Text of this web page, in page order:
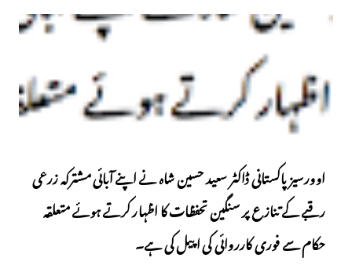
اوورسیز پاکستانی ڈاکٹر سعید حسین شاہ نے اپنے آبائی مشترکہ زرعی
رقبے کے تنازع پر سنگین تحفظات کا اظہار کرتے ہوئے متعلقہ
حکام سے فوری کارروائی کی اپیل کی ہے۔